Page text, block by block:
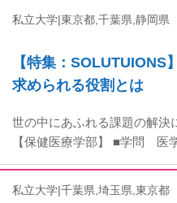
私立大学|東京都,千葉県,静岡県
【特集：
求められる役割とは
世の中にあふれる課題の解決
【保健医療学部】 ■学問 医
私立大学|千葉県,埼玉県,東京都